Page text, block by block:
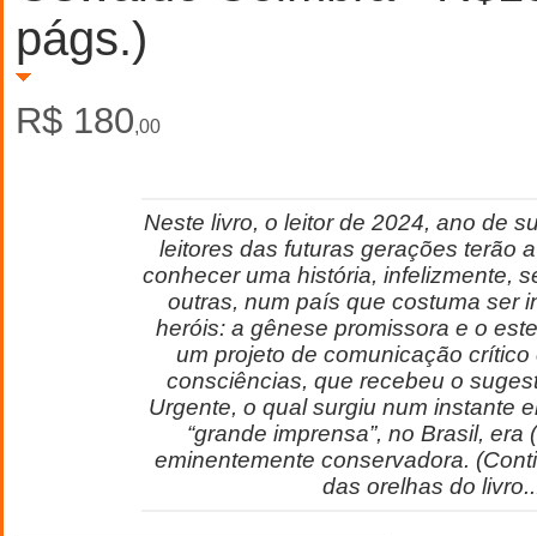
págs.)
R$ 180,00
Neste livro, o leitor de 2024, ano de
leitores das futuras gerações terão
conhecer uma história, infelizmente,
outras, num país que costuma ser
heróis: a gênese promissora e o
um projeto de comunicação crítico
consciências, que recebeu o
Urgente, o qual surgiu num instante
“grande imprensa”, no Brasil, era
eminentemente conservadora.
das orelhas do